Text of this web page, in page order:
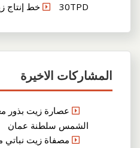
30TPD خط إنتاج زيت نخالة الأرز في بنغلادي
المشاركات الاخيرة
عصارة زيت بذور
الشمس سلطنة عمان
مصفاة زيت نباتي